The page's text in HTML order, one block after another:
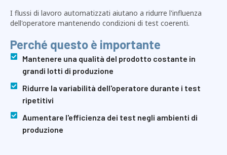
I flussi di lavoro automatizzati aiutano a ridurre l'influenza
dell'operatore mantenendo condizioni di test coerenti.
Perché questo è importante
Mantenere una qualità del prodotto costante in
grandi lotti di produzione
Ridurre la variabilità dell'operatore durante i test
ripetitivi
Aumentare l'efficienza dei test negli ambienti di
produzione